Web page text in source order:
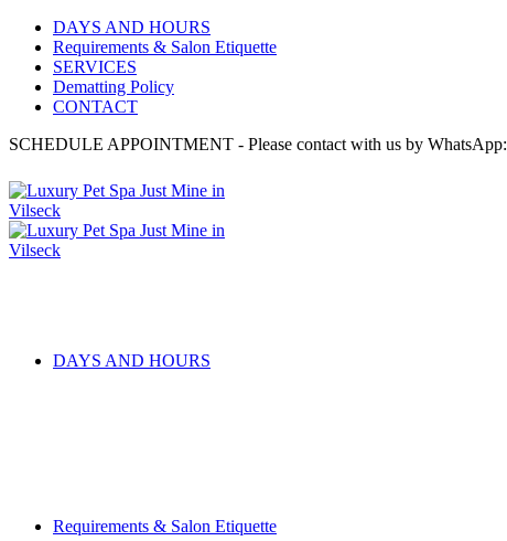
DAYS AND HOURS
Requirements & Salon Etiquette
SERVICES
Dematting Policy
CONTACT
SCHEDULE APPOINTMENT - Please contact with us by WhatsApp:
DAYS AND HOURS
Requirements & Salon Etiquette